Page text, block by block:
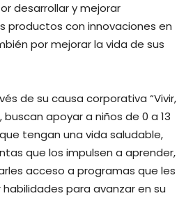
desarrollar y mejorar
productos con innovaciones en
por mejorar la vida de sus
de su causa corporativa “Vivir,
buscan apoyar a niños de 0 a 13
tengan una vida saludable,
que los impulsen a aprender,
acceso a programas que les
para avanzar en su